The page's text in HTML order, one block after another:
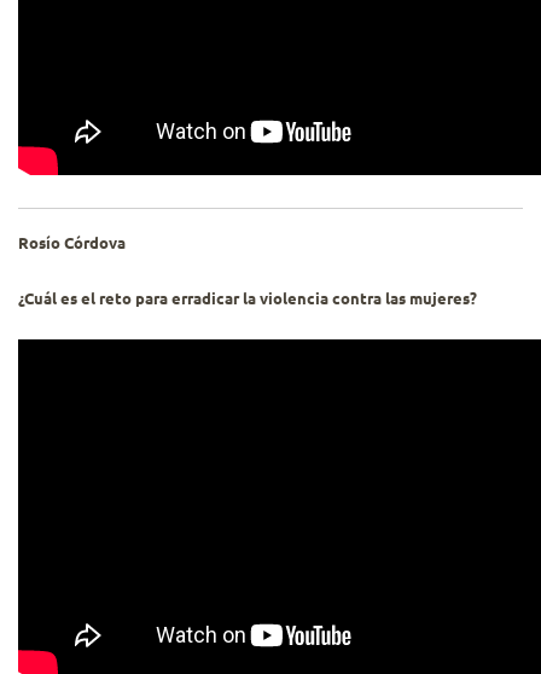
Rosío Córdova
¿Cuál es el reto para erradicar la violencia contra las mujeres?